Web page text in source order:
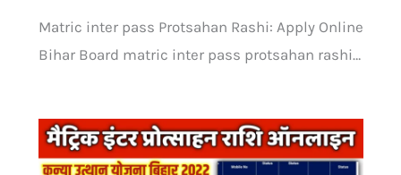
Matric inter pass Protsahan Rashi: Apply Online
Bihar Board matric inter pass protsahan rashi…